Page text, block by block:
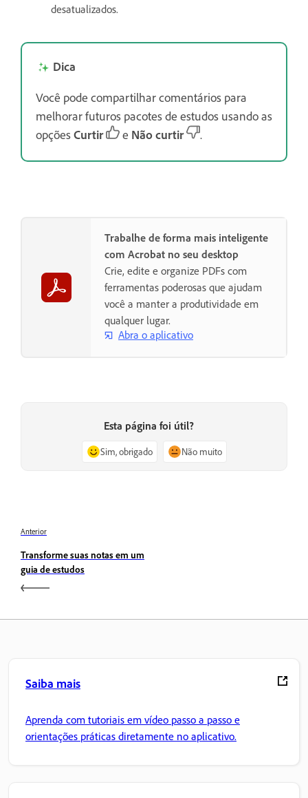
desatualizados.
Dica
Você pode compartilhar comentários para
melhorar futuros pacotes de estudos usando as
opçõesCurtir e Não curtir .
Trabalhe de forma mais inteligente
com Acrobat no seu desktop
Crie, edite e organize PDFs com
ferramentas poderosas que ajudam
você a manter a produtividade em
qualquer lugar.
Abra o aplicativo
Esta página foi útil?
Sim, obrigado Não muito
Anterior
Transforme suas notas em um
guia de estudos
Saiba mais
Aprenda com tutoriais em vídeo passo a passo e
orientações práticas diretamente no aplicativo.